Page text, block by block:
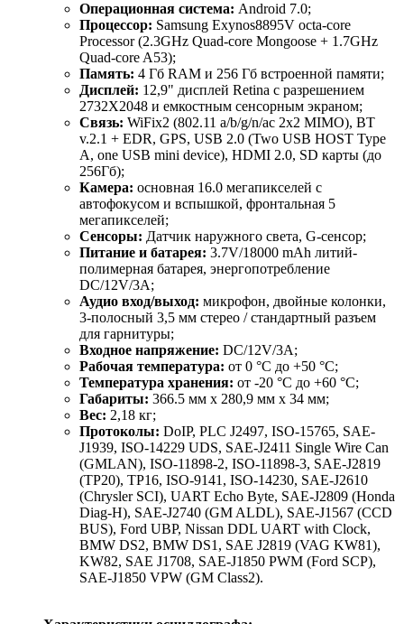
Операционная система: Android 7.0;
Процессор: Samsung Exynos8895V octa-core
Processor (2.3GHz Quad-core Mongoose + 1.7GHz
Quad-core A53);
Память: 4 Гб RAM и 256 Гб встроенной памяти;
Дисплей: 12,9" дисплей Retina с разрешением
2732X2048 и емкостным сенсорным экраном;
Связь: WiFix2 (802.11 a/b/g/n/ac 2x2 MIMO), BT
v.2.1 + EDR, GPS, USB 2.0 (Two USB HOST Type
A, one USB mini device), HDMI 2.0, SD карты (до
256Гб);
Камера: основная 16.0 мегапикселей с
автофокусом и вспышкой, фронтальная 5
мегапикселей;
Сенсоры: Датчик наружного света, G-сенсор;
Питание и батарея: 3.7V/18000 mAh литий-
полимерная батарея, энергопотребление
DC/12V/3A;
Аудио вход/выход: микрофон, двойные колонки,
3-полосный 3,5 мм стерео / стандартный разъем
для гарнитуры;
Входное напряжение: DC/12V/3A;
Рабочая температура: от 0 °C до +50 °C;
Температура хранения: от -20 °C до +60 °C;
Габариты: 366.5 мм x 280,9 мм x 34 мм;
Вес: 2,18 кг;
Протоколы: DoIP, PLC J2497, ISO-15765, SAE-
J1939, ISO-14229 UDS, SAE-J2411 Single Wire Can
(GMLAN), ISO-11898-2, ISO-11898-3, SAE-J2819
(TP20), TP16, ISO-9141, ISO-14230, SAE-J2610
(Chrysler SCI), UART Echo Byte, SAE-J2809 (Honda
Diag-H), SAE-J2740 (GM ALDL), SAE-J1567 (CCD
BUS), Ford UBP, Nissan DDL UART with Clock,
BMW DS2, BMW DS1, SAE J2819 (VAG KW81),
KW82, SAE J1708, SAE-J1850 PWM (Ford SCP),
SAE-J1850 VPW (GM Class2).